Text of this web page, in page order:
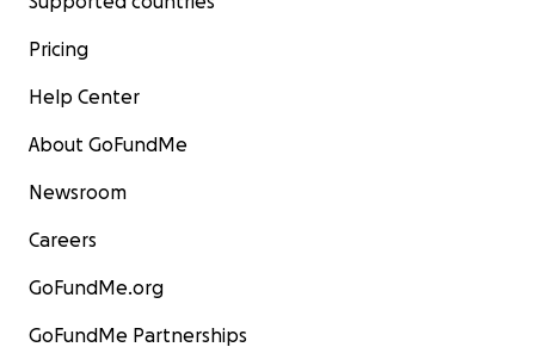
Pricing
Help Center
About GoFundMe
Newsroom
Careers
GoFundMe.org
GoFundMe Partnerships